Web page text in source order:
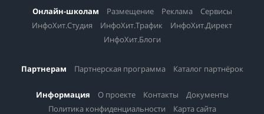
Онлайн-школам Размещение Реклама
Сервисы
ИнфоХит.Студия
ИнфоХит.Трафик
ИнфоХит.Директ
ИнфоХит.Блоги
Партнерам Партнерская программа Каталог партнёрок
Информация О проекте Контакты
Документы
Политика конфиденциальности
Карта сайта